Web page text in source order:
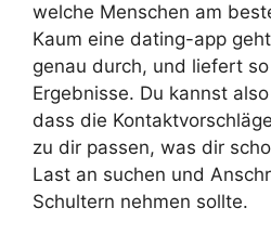
welche Menschen am
Kaum eine dating-app
genau durch, und liefert
Ergebnisse. Du kannst
dass die
zu dir passen, was dir
Last an suchen und
Schultern nehmen sollte.